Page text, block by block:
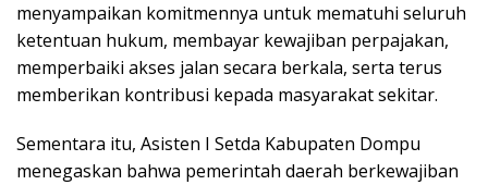
menyampaikan komitmennya untuk mematuhi seluruh
ketentuan hukum, membayar kewajiban perpajakan,
memperbaiki akses jalan secara berkala, serta terus
memberikan kontribusi kepada masyarakat sekitar.
Sementara itu, Asisten I Setda Kabupaten Dompu
menegaskan bahwa pemerintah daerah berkewajiban